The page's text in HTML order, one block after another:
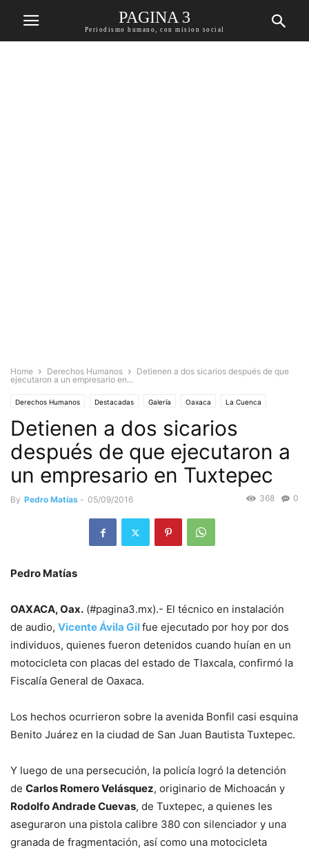
PAGINA 3
Periodismo humano, con mision social
Home Derechos Humanos
Detienen a dos sicarios después de que
ejecutaron a un empresario en...
Derechos Humanos Destacadas Galería Oaxaca La Cuenca
Mujeres
Detienen a dos sicarios
después de que ejecutaron a
un empresario en Tuxtepec
By Pedro Matías - 05/09/2016 0
368
Pedro Matías
OAXACA, Oax. (#pagina3.mx).- El técnico en instalación
de audio, Vicente Ávila Gilfue ejecutado por hoy por dos
individuos, quienes fueron detenidos cuando huían en un
motocicleta con placas del estado de Tlaxcala, confirmó la
Fiscalía General de Oaxaca.
Los hechos ocurrieron sobre la avenida Bonfil casi esquina
Benito Juárez en la ciudad de San Juan Bautista Tuxtepec.
Y luego de una persecución, la policía logró la detención
de Carlos Romero Velásquez, originario de Michoacán y
Rodolfo Andrade Cuevas, de Tuxtepec, a quienes les
aseguraron una pistola calibre 380 con silenciador y una
granada de fragmentación, así como una motocicleta